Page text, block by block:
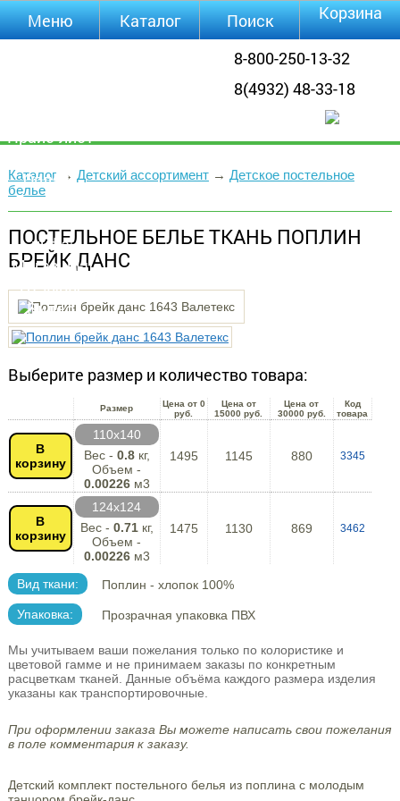
8-800-250-13-32
8(4932) 48-33-18
Каталог→ Детский ассортимент→ Детское постельное
белье
ПОСТЕЛЬНОЕ БЕЛЬЕ ТКАНЬ ПОПЛИН
БРЕЙК ДАНС
Выберите размер и количество товара:
Размер
Цена от 0
руб.
Цена от
15000 руб.
Цена от
30000 руб.
Код
товара
В
корзину
110х140
Вес - 0.8кг,
Объем -
0.00226м3
1495 1145 880 3345
В
корзину
124х124
Вес - 0.71кг,
Объем -
0.00226м3
1475 1130 869 3462
Вид ткани: Поплин - хлопок 100%
Упаковка: Прозрачная упаковка ПВХ
Мы учитываем ваши пожелания только по колористике и
цветовой гамме и не принимаем заказы по конкретным
расцветкам тканей. Данные объёма каждого размера изделия
указаны как транспортировочные.
При оформлении заказа Вы можете написать свои пожелания
в поле комментария к заказу.
Детский комплект постельного белья из поплина с молодым
Меню
Прайс-лист
Оплата
Доставка
инфа
Магазины
Отзывы
Видео
Каталог Поиск Корзина